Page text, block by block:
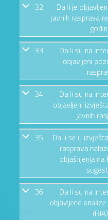
32
Da li je
javnih rasprava
33
Da li su na
objavljeni
34
Da li su na
objavljeni
javnih
35
Da li se u
rasprava
objašnjenja
36
Da li su na
objavljene